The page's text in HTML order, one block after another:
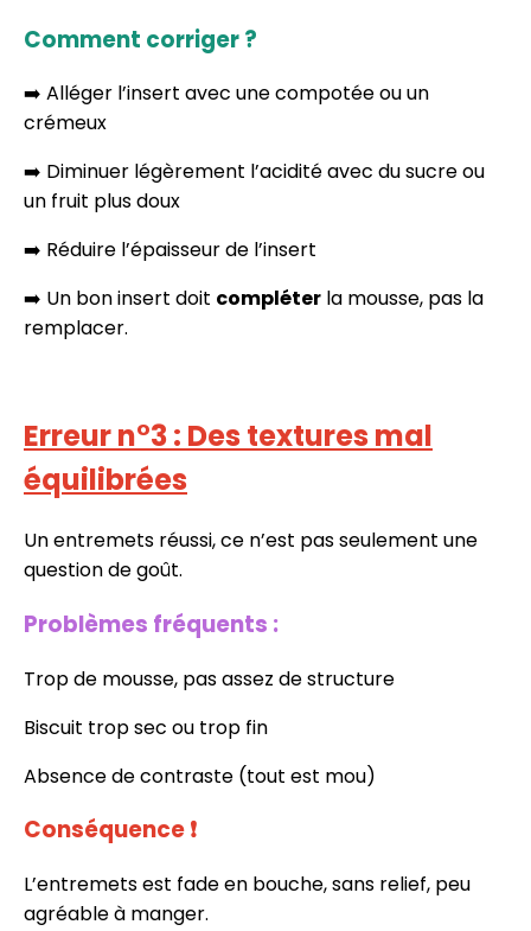
Comment corriger ?
➡️ Alléger l’insert avec une compotée ou un
crémeux
➡️ Diminuer légèrement l’acidité avec du sucre ou
un fruit plus doux
➡️ Réduire l’épaisseur de l’insert
➡️ Un bon insert doit compléter la mousse, pas la
remplacer.
Erreur n°3 : Des textures mal
équilibrées
Un entremets réussi, ce n’est pas seulement une
question de goût.
Problèmes fréquents :
Trop de mousse, pas assez de structure
Biscuit trop sec ou trop fin
Absence de contraste (tout est mou)
Conséquence❗
L’entremets est fade en bouche, sans relief, peu
agréable à manger.